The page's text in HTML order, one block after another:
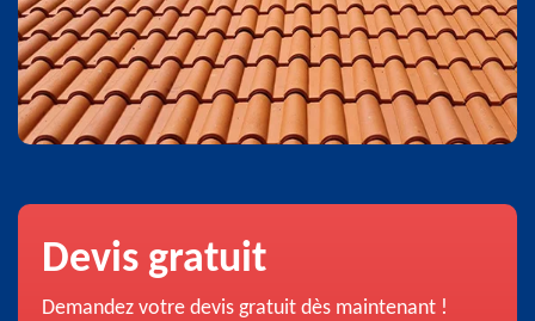
Devis gratuit
Demandez votre devis gratuit dès maintenant !